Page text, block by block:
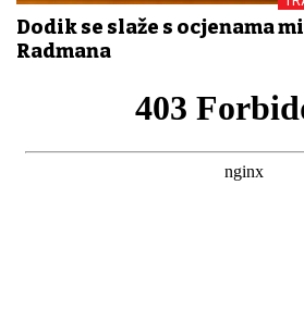
Dodik se slaže s ocjenama
Radmana